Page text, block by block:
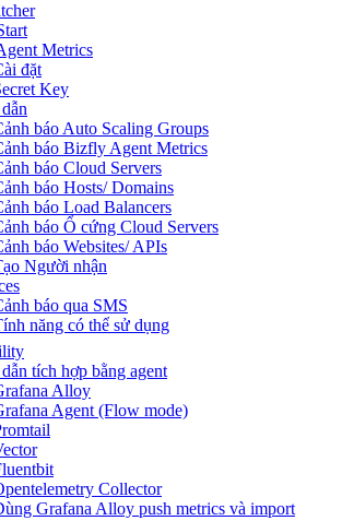
Metrics
đặt
Key
báo Auto Scaling Groups
báo Bizfly Agent Metrics
báo Cloud Servers
báo Hosts/ Domains
báo Load Balancers
báo Ổ cứng Cloud Servers
báo Websites/ APIs
Người nhận
báo qua SMS
năng có thể sử dụng
tích hợp bằng agent
Alloy
Agent (Flow mode)
Collector
Grafana Alloy push metrics và import